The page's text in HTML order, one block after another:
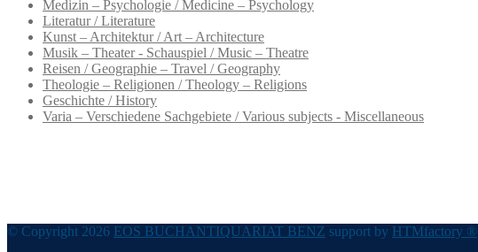
Medizin – Psychologie / Medicine – Psychology
Literatur / Literature
Kunst – Architektur / Art – Architecture
Musik – Theater - Schauspiel / Music – Theatre
Reisen / Geographie – Travel / Geography
Theologie – Religionen / Theology – Religions
Geschichte / History
Varia – Verschiedene Sachgebiete / Various subjects - Miscellaneous
© Copyright 2026 EOS BUCHANTIQUARIAT BENZ support by HTMfactory ®